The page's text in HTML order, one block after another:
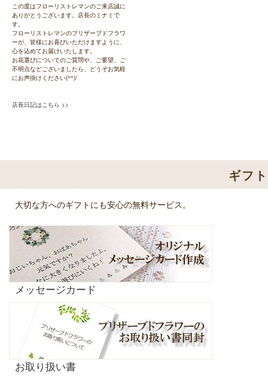
この度はフローリストレマンのご来店誠に
ありがとうございます。店長のミナミで
す。
フローリストレマンのプリザーブドフラワ
ーが、皆様にお喜びいただけますように、
心を込めてお届けいたします。
お花選びについてのご質問や、ご要望、ご
不明点などございましたら、どうぞお気軽
にお声掛けください(^^)/
店長日記はこちら >>
ギフ
大切な方へのギフトにも安心の無料サービス。
メッセージカード
お取り扱い書